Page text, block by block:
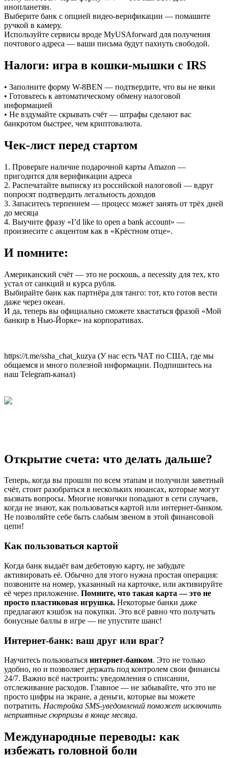
инопланетян.
Выберите банк с опцией видео-верификации — помашите
ручкой в камеру.
Используйте сервисы вроде MyUSAforward для получения
почтового адреса — ваши письма будут пахнуть свободой.
Налоги: игра в кошки-мышки с IRS
• Заполните форму W-8BEN — подтвердите, что вы не янки
• Готовьтесь к автоматическому обмену налоговой
информацией
• Не вздумайте скрывать счёт — штрафы сделают вас
банкротом быстрее, чем криптовалюта.
Чек-лист перед стартом
1. Проверьте наличие подарочной карты Amazon —
пригодится для верификации адреса
2. Распечатайте выписку из российской налоговой — вдруг
попросят подтвердить легальность доходов
3. Запаситесь терпением — процесс может занять от трёх дней
до месяца
4. Выучите фразу «I’d like to open a bank account» —
произнесите с акцентом как в «Крёстном отце».
И помните:
Американский счёт — это не роскошь, а necessity для тех, кто
устал от санкций и курса рубля.
Выбирайте банк как партнёра для танго: тот, кто готов вести
даже через океан.
И да, теперь вы официально сможете хвастаться фразой «Мой
банкир в Нью-Йорке» на корпоративах.
https://t.me/ssha_chat_kuzya (У нас есть ЧАТ по США, где мы
общаемся и много полезной информации. Подпишитесь на
наш Telegram-канал)
Открытие счета: что делать дальше?
Теперь, когда вы прошли по всем этапам и получили заветный
счёт, стоит разобраться в нескольких нюансах, которые могут
вызвать вопросы. Многие новички попадают в сети случаев,
когда не знают, как пользоваться картой или интернет-банком.
Не позволяйте себе быть слабым звеном в этой финансовой
цепи!
Как пользоваться картой
Когда банк выдаёт вам дебетовую карту, не забудьте
активировать её. Обычно для этого нужна простая операция:
позвоните на номер, указанный на карточке, или активируйте
её через приложение. Помните, что такая карта — это не
просто пластиковая игрушка. Некоторые банки даже
предлагают кэшбэк на покупки. Это всё равно что получать
бонусные баллы в игре — не упустите шанс!
Интернет-банк: ваш друг или враг?
Научитесь пользоваться интернет-банком. Это не только
удобно, но и позволяет держать под контролем свои финансы
24/7. Важно всё настроить: уведомления о списании,
отслеживание расходов. Главное — не забывайте, что это не
просто цифры на экране, а деньги, которые вы можете
потратить. Настройка SMS-уведомлений поможет исключить
неприятные сюрпризы в конце месяца.
Международные переводы: как
избежать головной боли